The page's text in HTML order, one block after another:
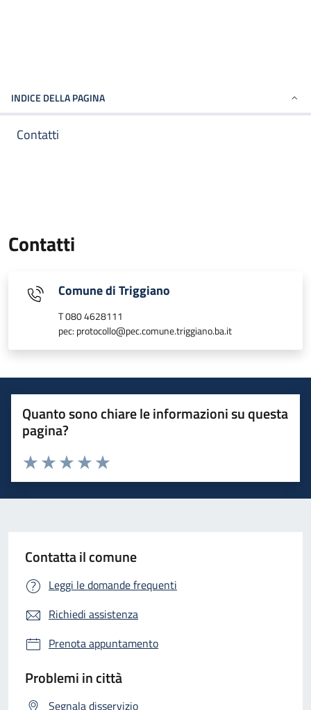
INDICE DELLA PAGINA
Contatti
Contatti
Comune di Triggiano
T 080 4628111
pec: protocollo@pec.comune.triggiano.ba.it
Quanto sono chiare le informazioni su questa
pagina?
Valuta 5 stelle su 5
Valuta 4 stelle su 5
Valuta 3 stelle su 5
Valuta 2 stelle su 5
Valuta 1 stelle su 5
Contatta il comune
Leggi le domande frequenti
Richiedi assistenza
Prenota appuntamento
Problemi in città
Segnala disservizio